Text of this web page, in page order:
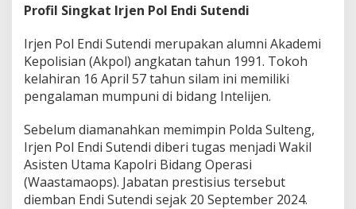
Profil Singkat Irjen Pol Endi Sutendi
Irjen Pol Endi Sutendi merupakan alumni Akademi
Kepolisian (Akpol) angkatan tahun 1991. Tokoh
kelahiran 16 April 57 tahun silam ini memiliki
pengalaman mumpuni di bidang Intelijen.
Sebelum diamanahkan memimpin Polda Sulteng,
Irjen Pol Endi Sutendi diberi tugas menjadi Wakil
Asisten Utama Kapolri Bidang Operasi
(Waastamaops). Jabatan prestisius tersebut
diemban Endi Sutendi sejak 20 September 2024.